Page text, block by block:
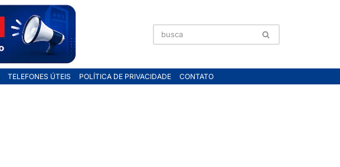
TELEFONES ÚTEIS POLÍTICA DE PRIVACIDADE CONTATO